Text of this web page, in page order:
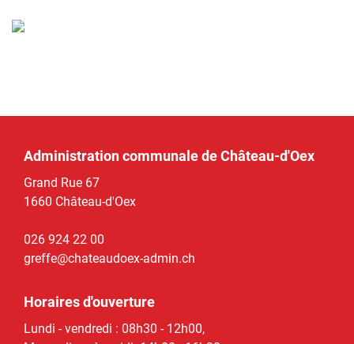
Administration communale de Château-d'Oex
Grand Rue 67
1660 Château-d'Oex
026 924 22 00
greffe@chateaudoex-admin.ch
Horaires d'ouverture
Lundi - vendredi : 08h30 - 12h00,